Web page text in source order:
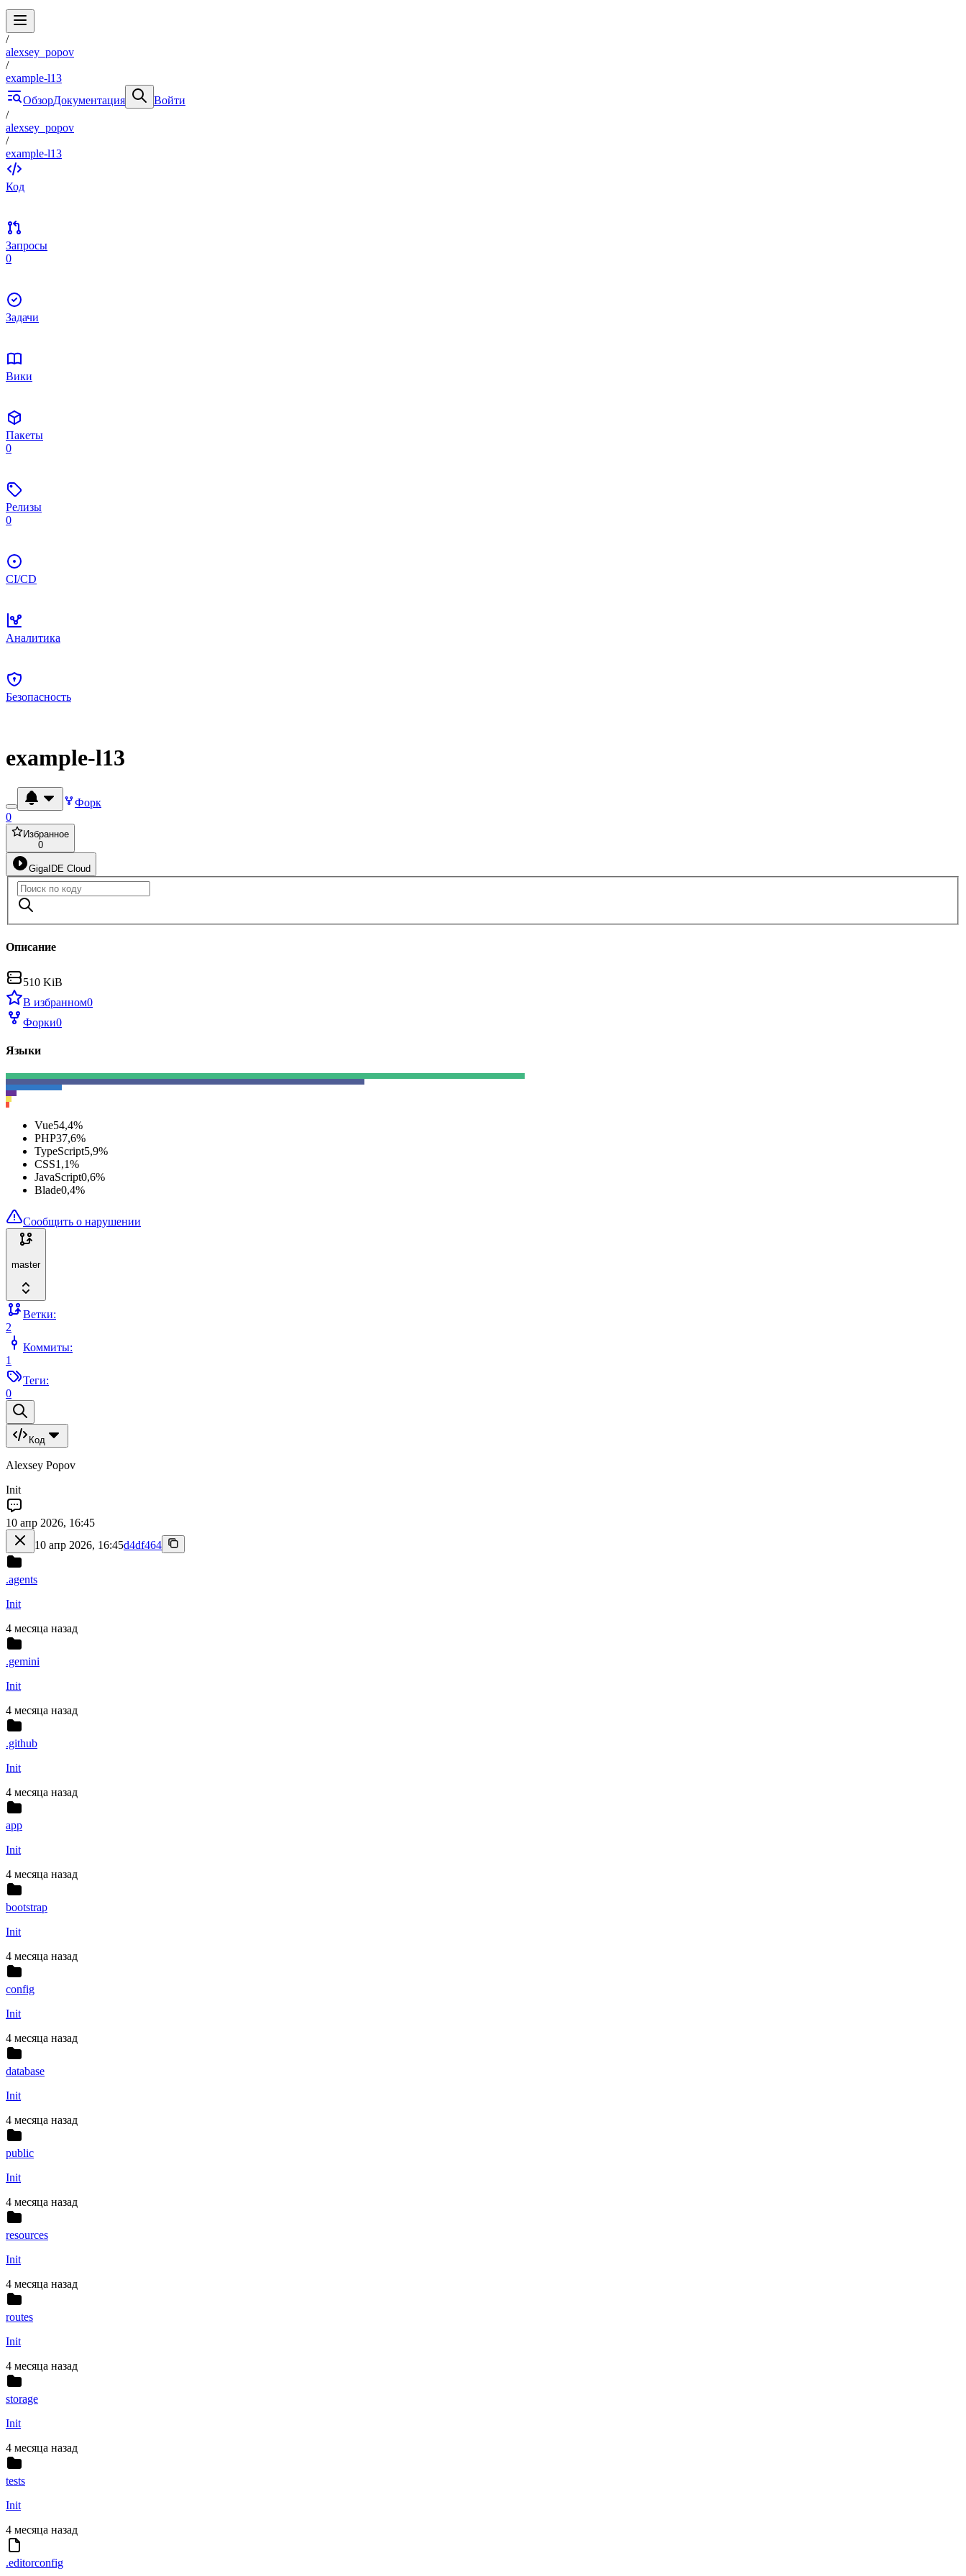
/
alexsey_popov
/
example-l13
ОбзорДокументация
Войти
/
alexsey_popov
/
example-l13
Код
Запросы
0
Задачи
Вики
Пакеты
0
Релизы
0
CI/CD
Аналитика
Безопасность
example-l13
Форк
0
Избранное
0
GigaIDE Cloud
Описание
510 KiB
В избранном0
Форки0
Языки
Vue54,4%
PHP37,6%
TypeScript5,9%
CSS1,1%
JavaScript0,6%
Blade0,4%
Сообщить о нарушении
master
Ветки:
2
Коммиты:
1
Теги:
0
Код
Alexsey Popov
Init
10 апр 2026, 16:45
10 апр 2026, 16:45d4df464
.agents
Init
4 месяца назад
.gemini
Init
4 месяца назад
.github
Init
4 месяца назад
app
Init
4 месяца назад
bootstrap
Init
4 месяца назад
config
Init
4 месяца назад
database
Init
4 месяца назад
public
Init
4 месяца назад
resources
Init
4 месяца назад
routes
Init
4 месяца назад
storage
Init
4 месяца назад
tests
Init
4 месяца назад
.editorconfig